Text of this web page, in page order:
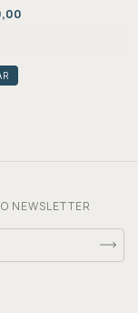
NEWSLETTER